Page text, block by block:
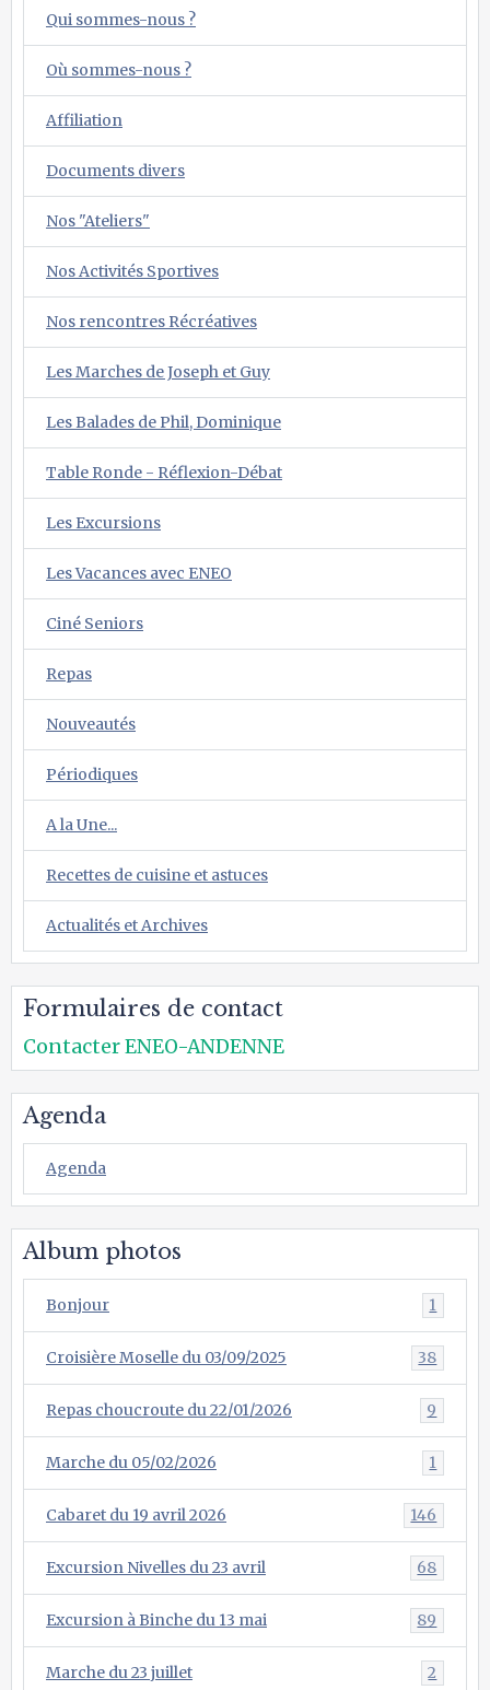
Qui sommes-nous ?
Où sommes-nous ?
Affiliation
Documents divers
Nos "Ateliers"
Nos Activités Sportives
Nos rencontres Récréatives
Les Marches de Joseph et Guy
Les Balades de Phil, Dominique
Table Ronde - Réflexion-Débat
Les Excursions
Les Vacances avec ENEO
Ciné Seniors
Repas
Nouveautés
Périodiques
A la Une...
Recettes de cuisine et astuces
Actualités et Archives
Formulaires de contact
Contacter ENEO-ANDENNE
Agenda
Agenda
Album photos
Bonjour 1
Croisière Moselle du 03/09/2025 38
Repas choucroute du 22/01/2026 9
Marche du 05/02/2026 1
Cabaret du 19 avril 2026 146
Excursion Nivelles du 23 avril 68
Excursion à Binche du 13 mai 89
Marche du 23 juillet 2